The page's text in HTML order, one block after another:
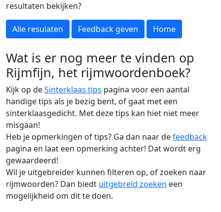
resultaten bekijken?
Alle resulaten Feedback geven Home
Wat is er nog meer te vinden op
Rijmfijn, het rijmwoordenboek?
Kijk op deSinterklaas tips pagina voor een aantal
handige tips als je bezig bent, of gaat met een
sinterklaasgedicht. Met deze tips kan hiet niet meer
misgaan!
Heb je opmerkingen of tips? Ga dan naar defeedback
pagina en laat een opmerking achter! Dat wordt erg
gewaardeerd!
Wil je uitgebreider kunnen filteren op, of zoeken naar
rijmwoorden? Dan biedt uitgebreid zoeken een
mogelijkheid om dit te doen.